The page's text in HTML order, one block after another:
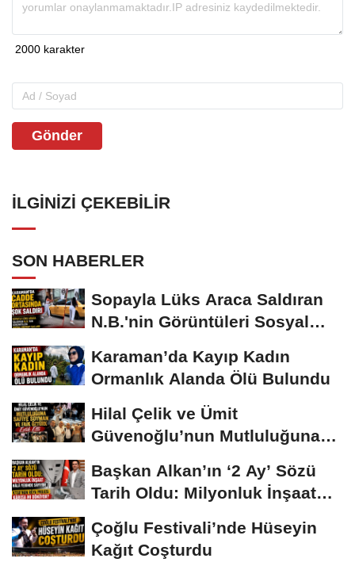
Gönder
İLGINIZI ÇEKEBILIR
SON HABERLER
Sopayla Lüks Araca Saldıran
N.B.'nin Görüntüleri Sosyal
Karaman’da Kayıp Kadın
Ormanlık Alanda Ölü Bulundu
Hilal Çelik ve Ümit
Güvenoğlu’nun Mutluluğuna
Başkan Alkan’ın ‘2 Ay’ Sözü
Tarih Oldu: Milyonluk İnşaat
Çoğlu Festivali’nde Hüseyin
Kağıt Coşturdu